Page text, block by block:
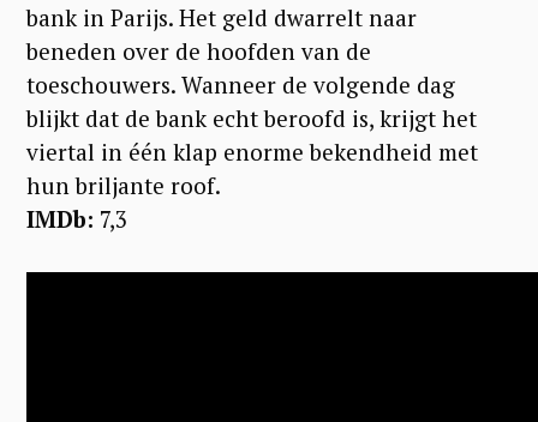
bank in Parijs. Het geld dwarrelt naar
beneden over de hoofden van de
toeschouwers. Wanneer de volgende dag
blijkt dat de bank echt beroofd is, krijgt het
viertal in één klap enorme bekendheid met
hun briljante roof.
IMDb: 7,3